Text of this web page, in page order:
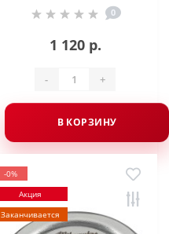
0
1 120 р.
- +
В КОРЗИНУ
-0%
Акция
Заканчивается